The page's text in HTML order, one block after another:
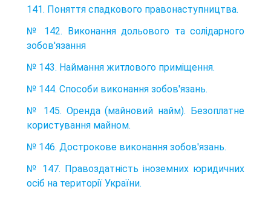
141. Поняття спадкового правонаступництва.
№ 142. Виконання дольового та солідарного
зобов'язання
№ 143. Наймання житлового приміщення.
№ 144. Способи виконання зобов'язань.
№ 145. Оренда (майновий найм). Безоплатне
користування майном.
№ 146. Дострокове виконання зобов'язань.
№ 147. Правоздатність іноземних юридичних
осіб на території України.